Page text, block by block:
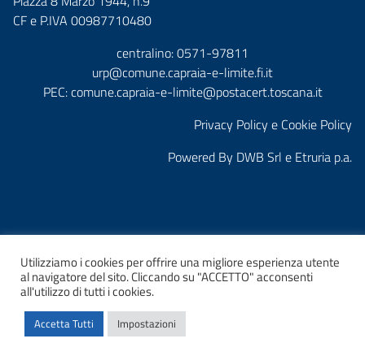
CF e P.IVA 00987710480
centralino: 0571-97811
urp@comune.capraia-e-limite.fi.it
PEC:comune.capraia-e-limite@postacert.toscana.it
Privacy Policy e Cookie Policy
Powered By DWB Srl e Etruria p.a.
Home Amministrazione Trasparente Albo Pretorio
Utilizziamo i cookies per offrire una migliore esperienza utente
al navigatore del sito. Cliccando su "ACCETTO" acconsenti
all'utilizzo di tutti i cookies.
Accetta Tutti Impostazioni